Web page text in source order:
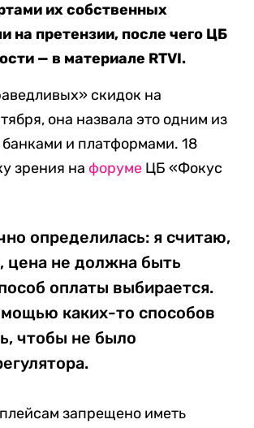
их собственных
на претензии, после чего ЦБ
— в материале RTVI.
скидок на
она назвала это одним из
и платформами. 18
зрения на форуме ЦБ «Фокус
определилась: я считаю,
цена не должна быть
оплаты выбирается.
каких-то способов
чтобы не было
запрещено иметь